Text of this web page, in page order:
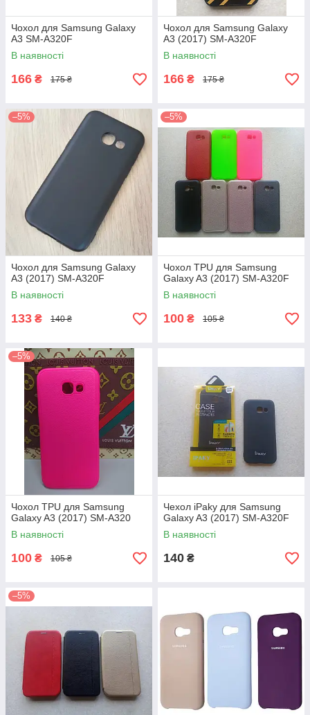
Чохол для Samsung Galaxy
A3 SM-A320F
В наявності
166 ₴ 175 ₴
Чохол для Samsung Galaxy
A3 (2017) SM-A320F
В наявності
166 ₴ 175 ₴
–5%
Чохол для Samsung Galaxy
A3 (2017) SM-A320F
В наявності
133 ₴ 140 ₴
–5%
Чохол TPU для Samsung
Galaxy A3 (2017) SM-A320F
В наявності
100 ₴ 105 ₴
–5%
Чохол TPU для Samsung
Galaxy A3 (2017) SM-A320
В наявності
100 ₴ 105 ₴
Чехол iPaky для Samsung
Galaxy A3 (2017) SM-A320F
В наявності
140 ₴
–5%